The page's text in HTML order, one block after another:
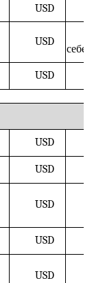
USD
USD
USD
USD
USD
USD
USD
USD